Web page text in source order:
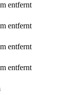
entfernt
entfernt
entfernt
entfernt